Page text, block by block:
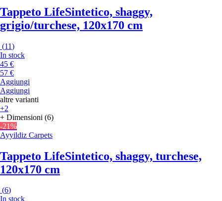
Tappeto LifeSintetico, shaggy,
grigio/turchese, 120x170 cm
(11)
In stock
45 €
57 €
Aggiungi
Aggiungi
altre varianti
+2
+ Dimensioni (6)
-21%
Ayyildiz Carpets
Tappeto LifeSintetico, shaggy, turchese,
120x170 cm
(6)
In stock